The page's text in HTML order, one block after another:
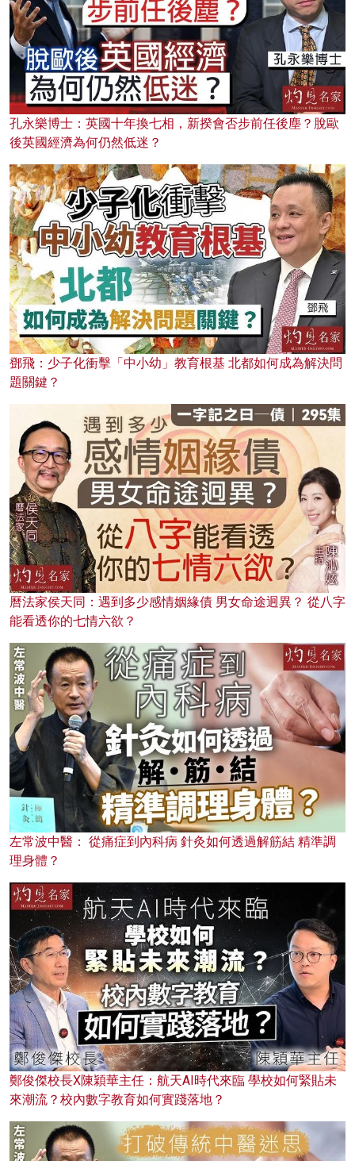
孔永樂博士：英國十年換七相，新揆會否步前任後塵？脫歐
後英國經濟為何仍然低迷？
鄧飛：少子化衝擊「中小幼」教育根基 北都如何成為解決問
題關鍵？
曆法家侯天同：遇到多少感情姻緣債 男女命途迥異？ 從八字
能看透你的七情六欲？
左常波中醫： 從痛症到內科病 針灸如何透過解筋結 精準調
理身體？
鄭俊傑校長X陳穎華主任：航天AI時代來臨 學校如何緊貼未
來潮流？校內數字教育如何實踐落地？